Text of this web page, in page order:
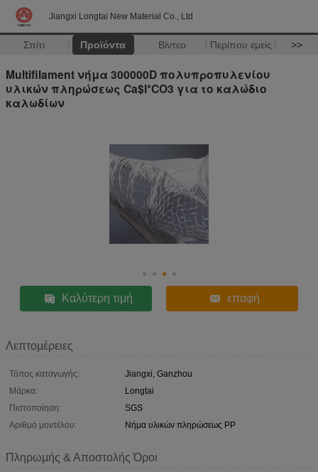
Jiangxi Longtai New Material Co., Ltd
Σπίτι Προϊόντα Βίντεο Περίπου εμείς >>
Multifilament νήμα 300000D πολυπροπυλενίου
υλικών πληρώσεως Ca$l*CO3 για το καλώδιο
καλωδίων
Καλύτερη τιμή επαφή
Λεπτομέρειες
Τόπος καταγωγής:
Jiangxi, Ganzhou
Μάρκα:
Longtai
Πιστοποίηση:
SGS
Αριθμό μοντέλου:
Νήμα υλικών πληρώσεως PP
Πληρωμής & Αποστολής Όροι